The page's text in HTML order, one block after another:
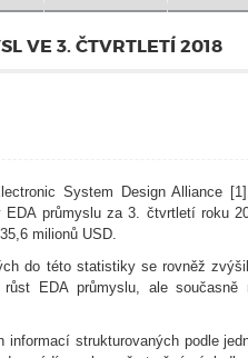
VE 3. ČTVRTLETÍ 2018
System Design Alliance
průmyslu za 3. čtvrtletí roku
milionů USD.
do této statistiky se rovněž
EDA průmyslu, ale
informací strukturovaných podle